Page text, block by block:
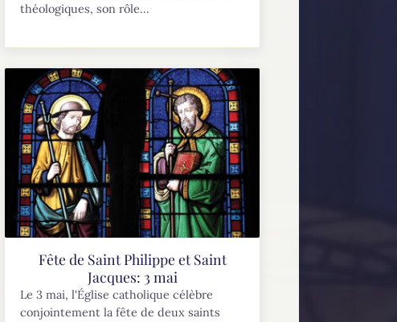
théologiques, son rôle...
Fête de Saint Philippe et Saint
Jacques: 3 mai
Le 3 mai, l'Église catholique célèbre
conjointement la fête de deux saints